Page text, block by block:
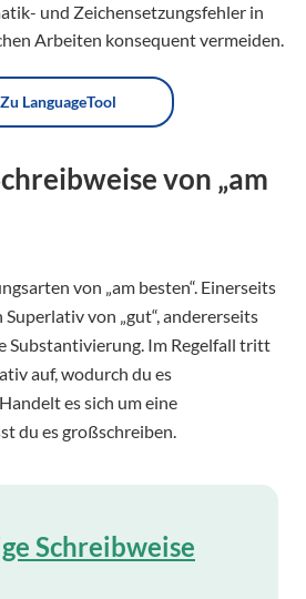
und Zeichensetzungsfehler in
Arbeiten konsequent vermeiden.
Zu LanguageTool
von „am
von „am besten“. Einerseits
von „gut“, andererseits
Substantivierung. Im Regelfall tritt
auf, wodurch du es
es sich um eine
du es großschreiben.
Schreibweise